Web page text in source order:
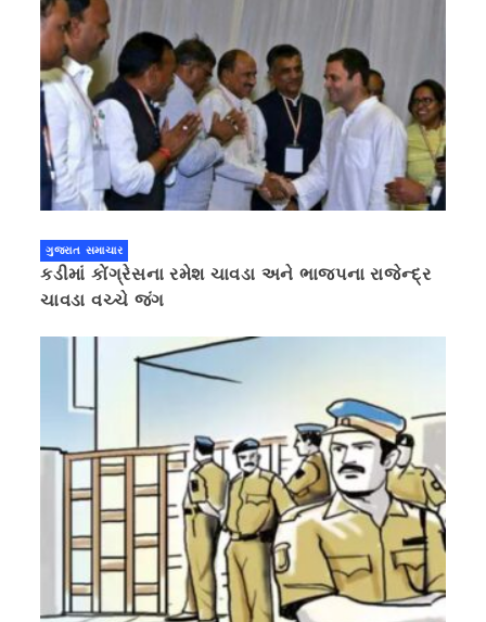
ગુજરાત સમાચાર
કડીમાં કોંગ્રેસના રમેશ ચાવડા અને ભાજપના રાજેન્દ્ર
ચાવડા વચ્ચે જંગ